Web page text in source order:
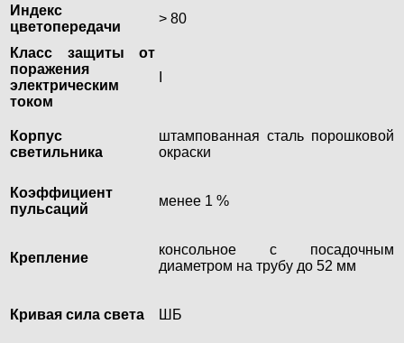
Индекс
цветопередачи
> 80
Класс защиты от
поражения
электрическим
током
Корпус
светильника
штампованная сталь порошковой
окраски
Коэффициент
пульсаций
менее 1 %
Крепление
консольное с посадочным
диаметром на трубу до 52 мм
Кривая сила света ШБ